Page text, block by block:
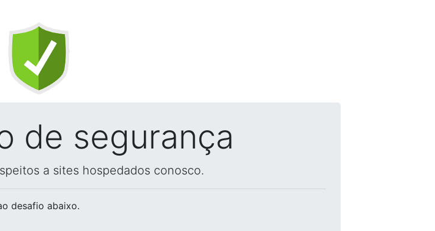
de segurança
a sites hospedados conosco.
desafio abaixo.